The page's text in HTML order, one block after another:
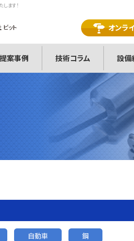
ます！
ット
案事例 技術コラム 設備
オンラ
自動車 鋼